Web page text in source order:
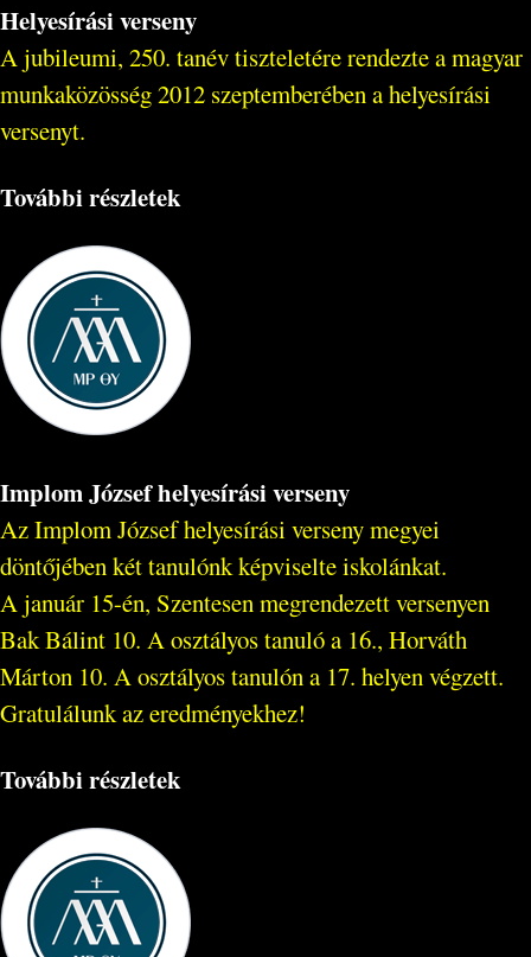
Helyesírási verseny
A jubileumi, 250. tanév tiszteletére rendezte a magyar
munkaközösség 2012 szeptemberében a helyesírási
versenyt.
További részletek
Implom József helyesírási verseny
Az Implom József helyesírási verseny megyei
döntőjében két tanulónk képviselte iskolánkat.
A január 15-én, Szentesen megrendezett versenyen
Bak Bálint 10. A osztályos tanuló a 16., Horváth
Márton 10. A osztályos tanulón a 17. helyen végzett.
Gratulálunk az eredményekhez!
További részletek